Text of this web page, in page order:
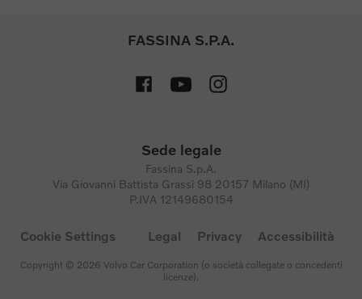
FASSINA S.P.A.
Sede legale
Fassina S.p.A.
Via Giovanni Battista Grassi 98 20157 Milano (MI)
P.IVA 12149680154
Cookie Settings Legal Privacy Accessibilità
Copyright © 2026 Volvo Car Corporation (o società collegate o concedenti
licenze).